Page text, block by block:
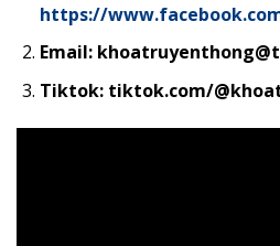
https://
Email:
Tiktok: tiktok.com/